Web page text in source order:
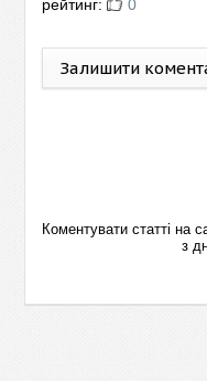
рейтинг: 0
Залишити
Коментувати статті на
з